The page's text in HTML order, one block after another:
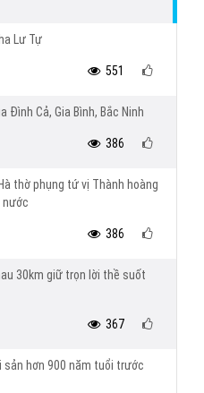
Lư Tự
551
Đình Cả, Gia Bình, Bắc Ninh
386
thờ phụng tứ vị Thành hoàng
nước
386
30km giữ trọn lời thề suốt
367
sản hơn 900 năm tuổi trước